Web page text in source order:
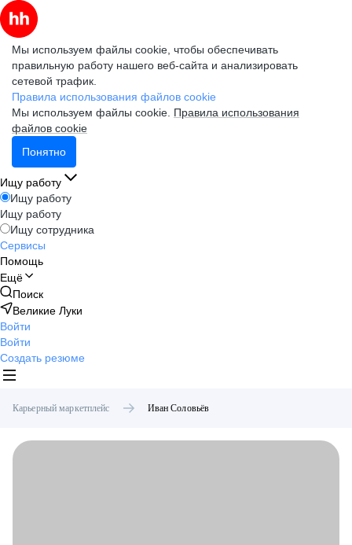
Мы используем файлы cookie, чтобы обеспечивать
правильную работу нашего веб-сайта и анализировать
сетевой трафик.
Правила использования файлов cookie
Мы используем файлы cookie. Правила использования
файлов cookie
Понятно
Ищу работу
Ищу работу
Ищу работу
Ищу сотрудника
Сервисы
Помощь
Ещё
Поиск
Великие Луки
Войти
Войти
Создать резюме
Карьерный маркетплейс Иван Соловьёв